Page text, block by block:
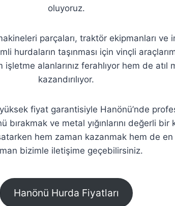
oluyoruz.
parçaları, traktör ekipmanları ve
taşınması için vinçli
alanlarınız ferahlıyor hem de
kazandırılıyor.
fiyat garantisiyle Hanönü’nde
ve metal yığınlarını değerli
hem zaman kazanmak hem de
bizimle iletişime geçebilirsiniz.
Hanönü Hurda Fiyatları